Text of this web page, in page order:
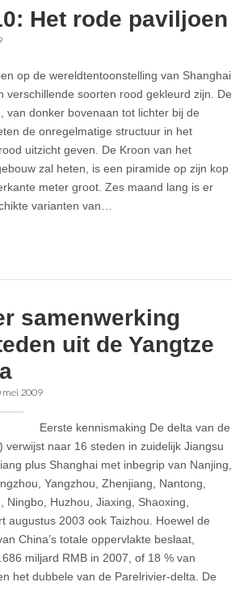
Het rode paviljoen
op de wereldtentoonstelling van Shanghai
verschillende soorten rood gekleurd zijn. De
van donker bovenaan tot lichter bij de
de onregelmatige structuur in het
uitzicht geven. De Kroon van het
zal heten, is een piramide op zijn kop
meter groot. Zes maand lang is er
varianten van…
samenwerking
uit de Yangtze
mei 2009
Eerste kennismaking De delta van de
verwijst naar 16 steden in zuidelijk Jiangsu
plus Shanghai met inbegrip van Nanjing,
Yangzhou, Zhenjiang, Nantong,
Ningbo, Huzhou, Jiaxing, Shaoxing,
augustus 2003 ook Taizhou. Hoewel de
China’s totale oppervlakte beslaat,
miljard RMB in 2007, of 18 % van
het dubbele van de Parelrivier-delta. De